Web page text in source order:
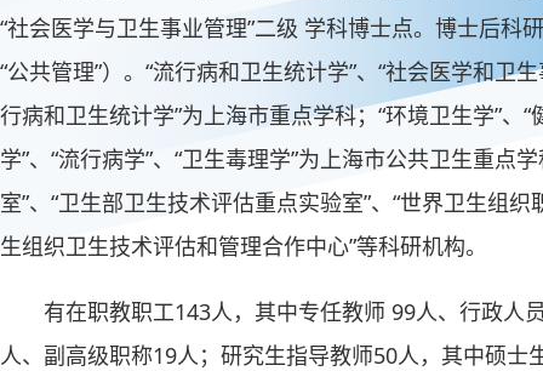
“社会医学与卫生事业管理”二级 学科博士点。博士后科
“公共管理”）。“流行病和卫生统计学”、“社会医学和卫
行病和卫生统计学”为上海市重点学科；“环境卫生学”、
学”、“流行病学”、“卫生毒理学”为上海市公共卫生重点
室”、“卫生部卫生技术评估重点实验室”、“世界卫生组
生组织卫生技术评估和管理合作中心”等科研机构。
有在职教职工143人，其中专任教师 99人、行政人
人、副高级职称19人；研究生指导教师50人，其中硕士